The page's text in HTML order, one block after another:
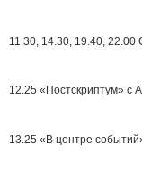
11.30, 14.30, 19.40, 22.00
12.25 «Постскриптум» с
13.25 «В центре